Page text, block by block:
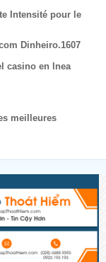
Intensité pour le
Dinheiro.1607
casino en lnea
meilleures